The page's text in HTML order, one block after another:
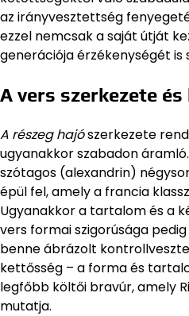
az irányvesztettség
ezzel nemcsak a saját útját
generációja érzékenységét
A vers szerkezete
A részeg hajószerkezete
ugyanakkor szabadon
szótagos (alexandrin)
épül fel, amely a francia
Ugyanakkor a tartalom és a
vers formai szigorúsága
benne ábrázolt
kettősség – a forma és
legfőbb költői bravúr, amely
mutatja.